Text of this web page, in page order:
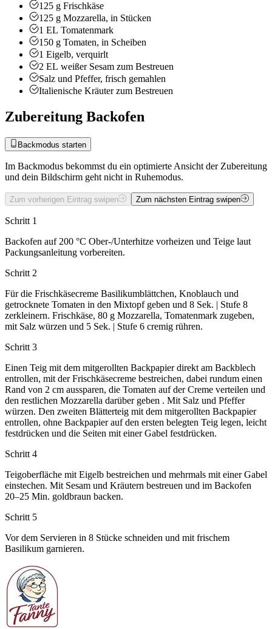
125 g Frischkäse
125 g Mozzarella, in Stücken
1 EL Tomatenmark
150 g Tomaten, in Scheiben
1 Eigelb, verquirlt
2 EL weißer Sesam zum Bestreuen
Salz und Pfeffer, frisch gemahlen
Italienische Kräuter zum Bestreuen
Zubereitung Backofen
Backmodus starten
Im Backmodus bekommst du ein optimierte Ansicht der Zubereitung
und dein Bildschirm geht nicht in Ruhemodus.
Zum vorherigen Eintrag swipen Zum nächsten Eintrag swipen
Schritt 1
Backofen auf 200 °C Ober-/Unterhitze vorheizen und Teige laut
Packungsanleitung vorbereiten.
Schritt 2
Für die Frischkäsecreme Basilikumblättchen, Knoblauch und
getrocknete Tomaten in den Mixtopf geben und 8 Sek. | Stufe 8
zerkleinern. Frischkäse, 80 g Mozzarella, Tomatenmark zugeben,
mit Salz würzen und 5 Sek. | Stufe 6 cremig rühren.
Schritt 3
Einen Teig mit dem mitgerollten Backpapier direkt am Backblech
entrollen, mit der Frischkäsecreme bestreichen, dabei rundum einen
Rand von 2 cm aussparen, die Tomaten auf der Creme verteilen und
den restlichen Mozzarella darüber geben . Mit Salz und Pfeffer
würzen. Den zweiten Blätterteig mit dem mitgerollten Backpapier
entrollen, ohne Backpapier auf den ersten belegten Teig legen, leicht
festdrücken und die Seiten mit einer Gabel festdrücken.
Schritt 4
Teigoberfläche mit Eigelb bestreichen und mehrmals mit einer Gabel
einstechen. Mit Sesam und Kräutern bestreuen und im Backofen
20–25 Min. goldbraun backen.
Schritt 5
Vor dem Servieren in 8 Stücke schneiden und mit frischem
Basilikum garnieren.